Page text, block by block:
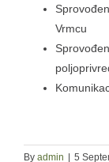
Vrmcu
By admin | 5